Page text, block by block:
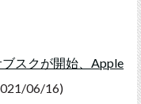
スクが開始、Apple
06/16)